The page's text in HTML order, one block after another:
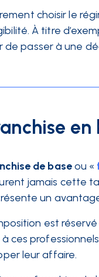
choisir le
À titre
passer à une
en
de baseou «
jamais cette
un
est
ces
leur affaire.